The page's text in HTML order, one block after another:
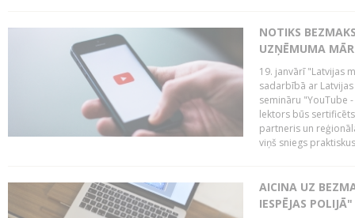
NOTIKS
UZŅĒMUMA
19. janvārī "Latvijas
sadarbībā ar
semināru "YouTube
lektors būs
partneris un
viņš sniegs
AICINA UZ
IESPĒJAS POLIJĀ"